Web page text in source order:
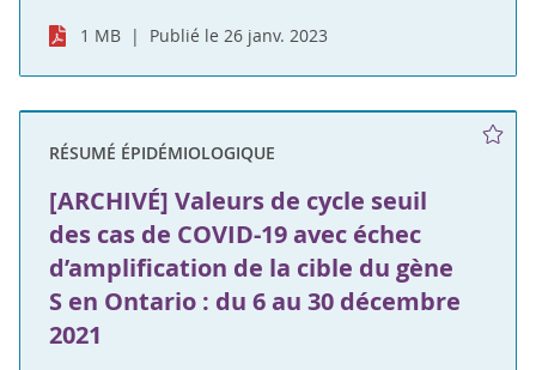
1 MB Publié le 26 janv. 2023
RÉSUMÉ ÉPIDÉMIOLOGIQUE
[ARCHIVÉ] Valeurs de cycle seuil
des cas de COVID-19 avec échec
d’amplification de la cible du gène
S en Ontario : du 6 au 30 décembre
2021